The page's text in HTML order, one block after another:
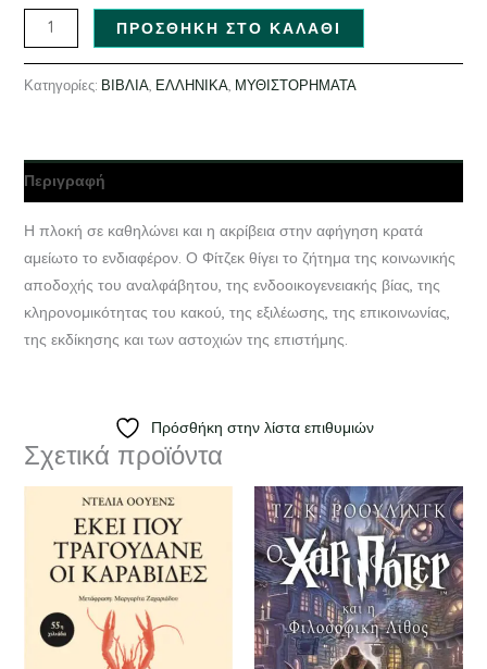
ΠΡΟΣΘΉΚΗ ΣΤΟ ΚΑΛΆΘΙ
Κατηγορίες: ΒΙΒΛΙΑ, ΕΛΛΗΝΙΚΑ, ΜΥΘΙΣΤΟΡΗΜΑΤΑ
Περιγραφή
Η πλοκή σε καθηλώνει και η ακρίβεια στην αφήγηση κρατά
αμείωτο το ενδιαφέρον. Ο Φίτζεκ θίγει το ζήτημα της κοινωνικής
αποδοχής του αναλφάβητου, της ενδοοικογενειακής βίας, της
κληρονομικότητας του κακού, της εξιλέωσης, της επικοινωνίας,
της εκδίκησης και των αστοχιών της επιστήμης.
Πρόσθήκη στην λίστα επιθυμιών
Σχετικά προϊόντα